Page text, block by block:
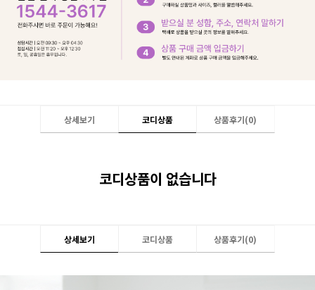
상세보기 코디상품 상품후기(0)
코디상품이 없습니다
상세보기 코디상품 상품후기(0)